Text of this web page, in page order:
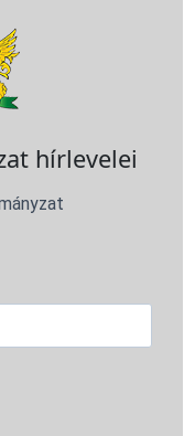
hírlevelei